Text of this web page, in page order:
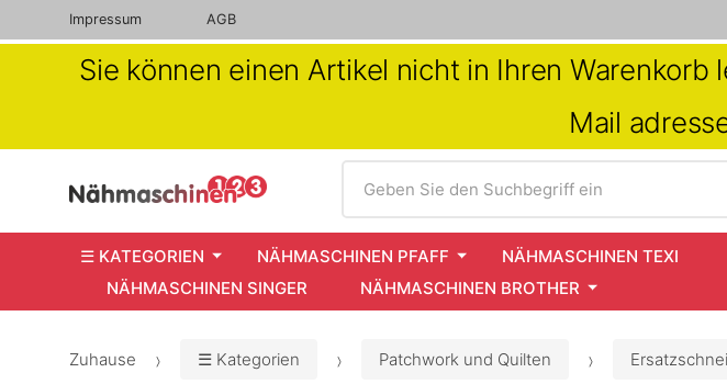
Impressum AGB
Sie können einen Artikel nicht in Ihren
Mail
Geben Sie den Suchbegriff ein
☰ KATEGORIEN NÄHMASCHINEN PFAFF NÄHMASCHINEN TEXI
NÄHMASCHINEN SINGER
NÄHMASCHINEN BROTHER
Zuhause ☰ Kategorien Patchwork und Quilten